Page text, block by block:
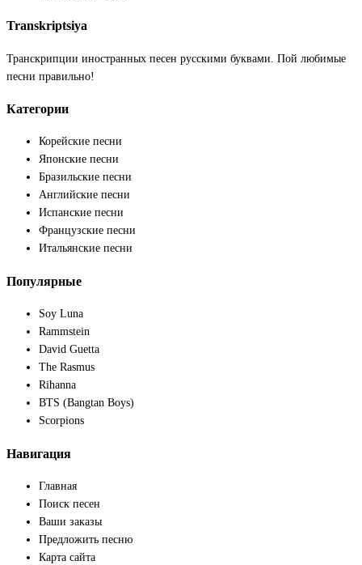
Transkriptsiya
Транскрипции иностранных песен русскими буквами. Пой любимые
песни правильно!
Категории
Корейские песни
Японские песни
Бразильские песни
Английские песни
Испанские песни
Французские песни
Итальянские песни
Популярные
Soy Luna
Rammstein
David Guetta
The Rasmus
Rihanna
BTS (Bangtan Boys)
Scorpions
Навигация
Главная
Поиск песен
Ваши заказы
Предложить песню
Карта сайта